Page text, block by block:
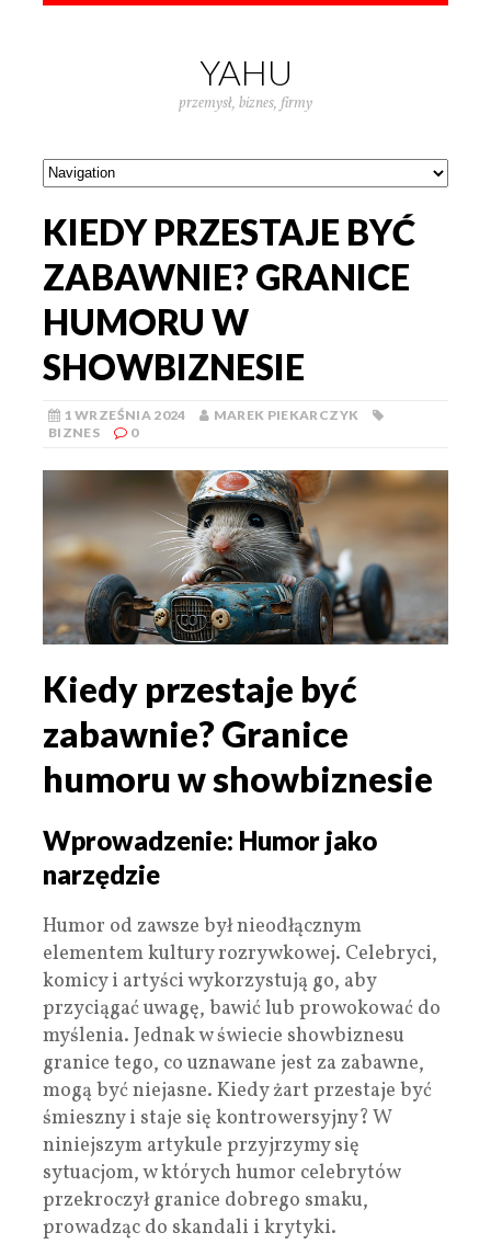
YAHU
przemysł, biznes, firmy
KIEDY PRZESTAJE BYĆ
ZABAWNIE? GRANICE
HUMORU W
SHOWBIZNESIE
1 WRZEŚNIA 2024
MAREK PIEKARCZYK
BIZNES
0
Kiedy przestaje być
zabawnie? Granice
humoru w showbiznesie
Wprowadzenie: Humor jako
narzędzie
Humor od zawsze był nieodłącznym
elementem kultury rozrywkowej. Celebryci,
komicy i artyści wykorzystują go, aby
przyciągać uwagę, bawić lub prowokować do
myślenia. Jednak w świecie showbiznesu
granice tego, co uznawane jest za zabawne,
mogą być niejasne. Kiedy żart przestaje być
śmieszny i staje się kontrowersyjny? W
niniejszym artykule przyjrzymy się
sytuacjom, w których humor celebrytów
przekroczył granice dobrego smaku,
prowadząc do skandali i krytyki.